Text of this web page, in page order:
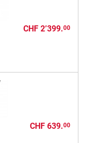
CHF 2’399.00
CHF 639.00